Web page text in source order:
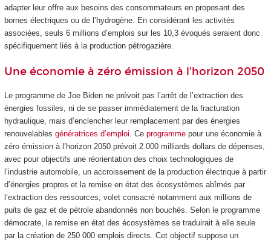
adapter leur offre aux besoins des consommateurs en proposant des
bornes électriques ou de l’hydrogène. En considérant les activités
associées, seuls 6 millions d’emplois sur les 10,3 évoqués seraient donc
spécifiquement liés à la production pétrogazière.
Une économie à zéro émission à l’horizon 2050
Le programme de Joe Biden ne prévoit pas l’arrêt de l’extraction des
énergies fossiles, ni de se passer immédiatement de la fracturation
hydraulique, mais d’enclencher leur remplacement par des énergies
renouvelables génératrices d’emploi . Ce programmepour une économie à
zéro émission à l’horizon 2050 prévoit 2 000 milliards dollars de dépenses,
avec pour objectifs une réorientation des choix technologiques de
l’industrie automobile, un accroissement de la production électrique à partir
d’énergies propres et la remise en état des écosystèmes abîmés par
l’extraction des ressources, volet consacré notamment aux millions de
puits de gaz et de pétrole abandonnés non bouchés. Selon le programme
démocrate, la remise en état des écosystèmes se traduirait à elle seule
par la création de 250 000 emplois directs. Cet objectif suppose un